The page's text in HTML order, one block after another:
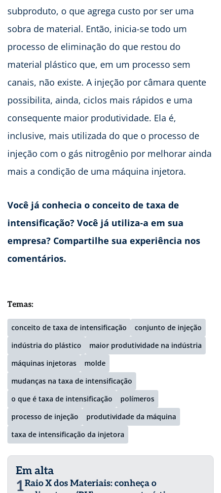
subproduto, o que agrega custo por ser uma
sobra de material. Então, inicia-se todo um
processo de eliminação do que restou do
material plástico que, em um processo sem
canais, não existe. A injeção por câmara quente
possibilita, ainda, ciclos mais rápidos e uma
consequente maior produtividade. Ela é,
inclusive, mais utilizada do que o processo de
injeção com o gás nitrogênio por melhorar ainda
mais a condição de uma máquina injetora.
Você já conhecia o conceito de taxa de
intensificação? Você já utiliza-a em sua
empresa? Compartilhe sua experiência nos
comentários.
Temas:
conceito de taxa de intensificação
conjunto de injeção
indústria do plástico
maior produtividade na indústria
máquinas injetoras
molde
mudanças na taxa de intensificação
o que é taxa de intensificação
polímeros
processo de injeção
produtividade da máquina
taxa de intensificação da injetora
Em alta
1Raio X dos Materiais: conheça o